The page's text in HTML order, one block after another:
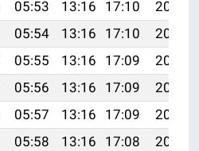
05:53 13:16 17:10
20:29
05:54 13:16 17:10
20:28
05:55 13:16 17:09
20:27
05:56 13:16 17:09
20:26
05:57 13:16 17:09
20:25
05:58 13:16 17:08
20:24